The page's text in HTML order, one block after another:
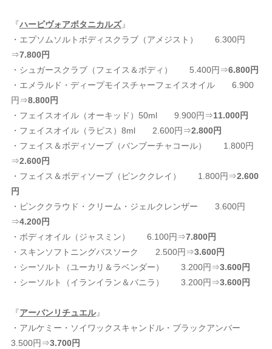
『ハービヴォアボタニカルズ』
・エプソムソルトボディスクラブ（アメジスト） 6.300円
⇒7.800円
・シュガースクラブ（フェイス＆ボディ） 5.400円⇒6.800円
・エメラルド・ディープモイスチャーフェイスオイル 6.900
円⇒8.800円
・フェイスオイル（オーキッド）50ml 9.900円⇒11.000円
・フェイスオイル（ラピス）8ml 2.600円⇒2.800円
・フェイス＆ボディソープ（バンブーチャコール） 1.800円
⇒2.600円
・フェイス＆ボディソープ（ピンククレイ） 1.800円⇒2.600
円
・ピンククラウド・クリーム・ジェルクレンザー 3.600円
⇒4.200円
・ボディオイル（ジャスミン） 6.100円⇒7.800円
・スキンソフトニングバスソーク 2.500円⇒3.600円
・シーソルト（ユーカリ＆ラベンダー） 3.200円⇒3.600円
・シーソルト（イランイラン＆バニラ） 3.200円⇒3.600円
『アーバンリチュエル』
・アルケミー・ソイワックスキャンドル・ブラックアンバー
3.500円⇒3.700円